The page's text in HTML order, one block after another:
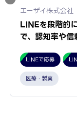
エーザイ株式会社
LINEを段階的
で、認知率や
LINEで応募
医療・製薬